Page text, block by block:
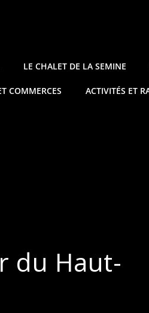
LE CHALET DE LA SEMINE
COMMERCES ACTIVITÉS ET
du Haut-